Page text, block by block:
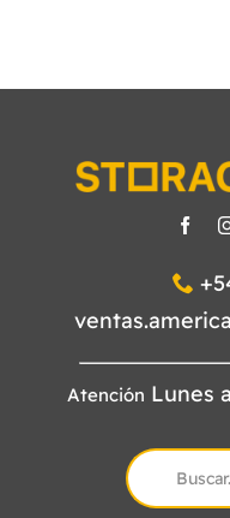
Atención Lunes
Search
for: